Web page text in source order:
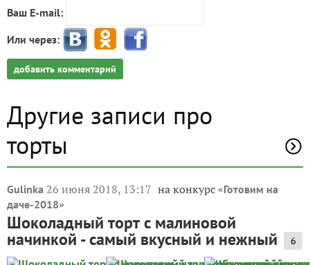
Ваш E-mail:
Или через:
добавить комментарий
Другие записи про
торты
Gulinka 26 июня 2018, 13:17 на конкурс «Готовим на
даче-2018»
Шоколадный торт с малиновой
начинкой - самый вкусный и нежный 6